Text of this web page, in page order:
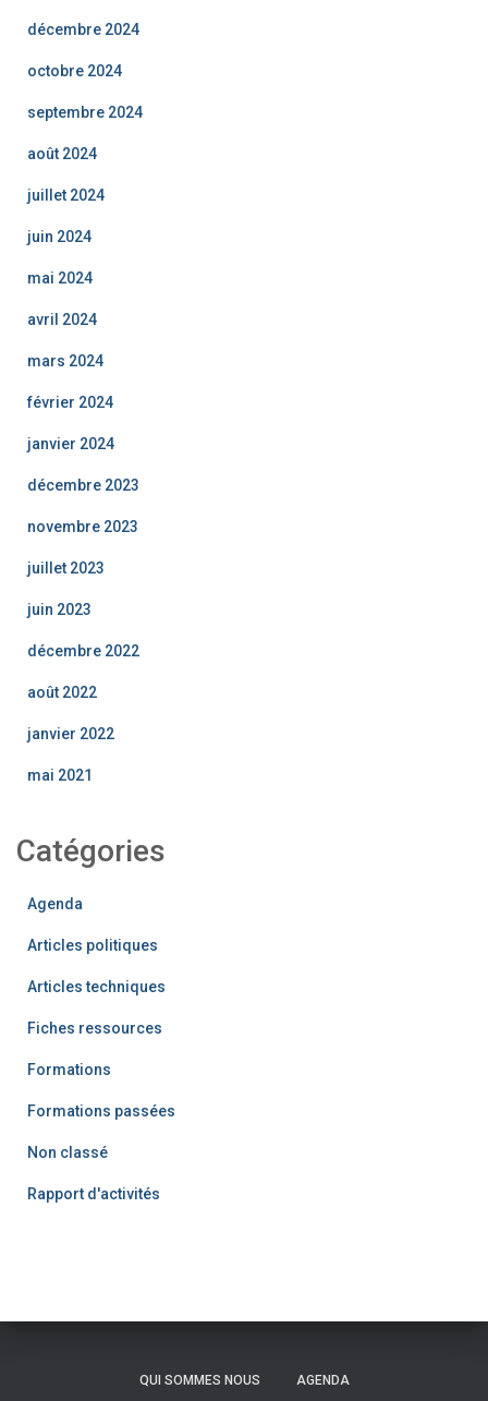
décembre 2024
octobre 2024
septembre 2024
août 2024
juillet 2024
juin 2024
mai 2024
avril 2024
mars 2024
février 2024
janvier 2024
décembre 2023
novembre 2023
juillet 2023
juin 2023
décembre 2022
août 2022
janvier 2022
mai 2021
Catégories
Agenda
Articles politiques
Articles techniques
Fiches ressources
Formations
Formations passées
Non classé
Rapport d'activités
QUI SOMMES NOUS AGENDA